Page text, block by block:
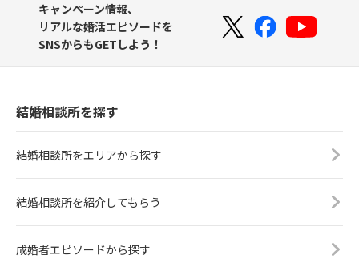
キャンペーン情報、
リアルな婚活エピソードを
SNSからもGETしよう！
結婚相談所を探す
結婚相談所をエリアから探す
結婚相談所を紹介してもらう
成婚者エピソードから探す